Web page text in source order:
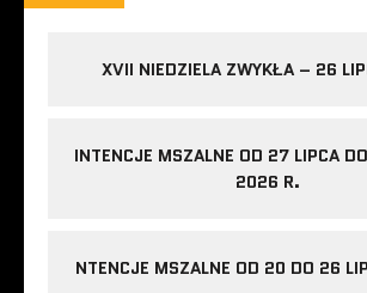
XVII NIEDZIELA ZWYKŁA – 26
INTENCJE MSZALNE OD 27 LIPCA
2026 R.
NTENCJE MSZALNE OD 20 DO 26